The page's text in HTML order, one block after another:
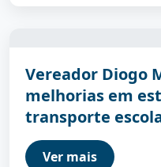
Vereador Diogo
melhorias em
transporte
Ver mais